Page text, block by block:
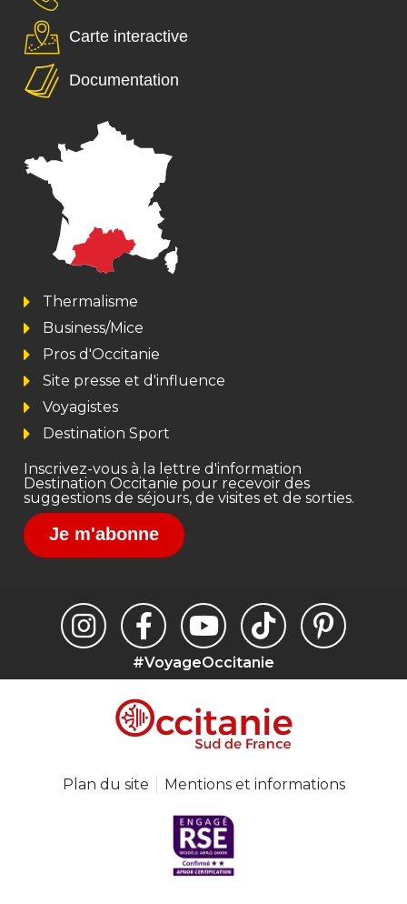
Documentation
Thermalisme
Pros d'Occitanie
Site presse et d'influence
Voyagistes
Destination Sport
Destination Occitanie pour recevoir des
Je m'abonne
#VoyageOccitanie
Plan du site Mentions et informations